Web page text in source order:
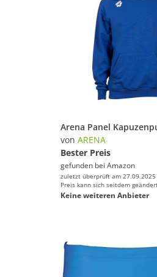
von ARENA
Bester Preis
gefunden bei Amazon
zuletzt überprüft am
Preis kann sich seitdem
Keine weiteren Anbieter